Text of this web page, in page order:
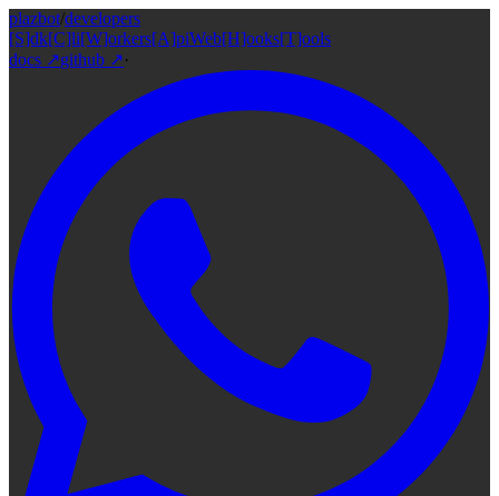
plazbot/developers
[S]dk[C]li[W]orkers[A]piWeb[H]ooks[T]ools
docs ↗github ↗·